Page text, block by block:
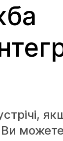
Ви можете